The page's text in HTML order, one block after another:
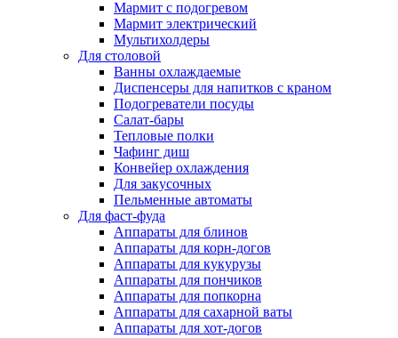
Мармит с подогревом
Мармит электрический
Мультихолдеры
Для столовой
Ванны охлаждаемые
Диспенсеры для напитков с краном
Подогреватели посуды
Салат-бары
Тепловые полки
Чафинг диш
Конвейер охлаждения
Для закусочных
Пельменные автоматы
Для фаст-фуда
Аппараты для блинов
Аппараты для корн-догов
Аппараты для кукурузы
Аппараты для пончиков
Аппараты для попкорна
Аппараты для сахарной ваты
Аппараты для хот-догов